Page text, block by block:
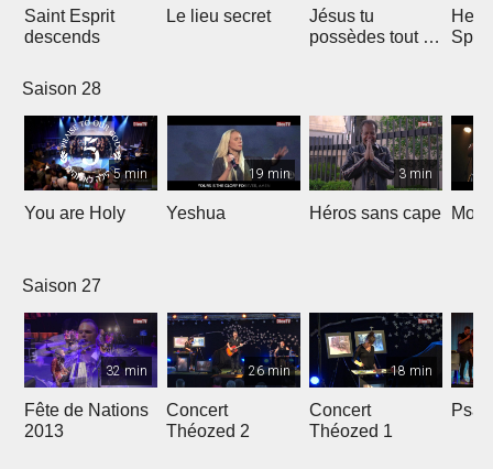
Saint Esprit
descends
Le lieu secret
Jésus tu
possèdes tout en
He
Saison 28
5 min
You are Holy
19 min
Yeshua
3 min
Héros sans cape Moi
Saison 27
32 min
Fête de Nations
2013
26 min
Concert
Théozed 2
18 min
Concert
Théozed 1